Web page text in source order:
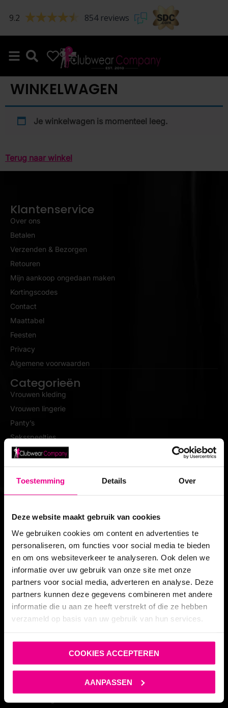
Toestemming Details Over
Deze website maakt gebruik van cookies
We gebruiken cookies om content en advertenties te
personaliseren, om functies voor social media te bieden
en om ons websiteverkeer te analyseren. Ook delen we
informatie over uw gebruik van onze site met onze
partners voor social media, adverteren en analyse. Deze
partners kunnen deze gegevens combineren met andere
informatie die u aan ze heeft verstrekt of die ze hebben
verzameld op basis van uw gebruik van hun services.
COOKIES ACCEPTEREN
AANPASSEN
9.2 854 reviews
0 0
WINKELWAGEN
Je winkelwagen is momenteel leeg.
Terug naar winkel
Klantenservice
Over ons
Betalen
Verzenden & Bezorgen
Retouren
Mijn aankoop ongedaan maken
Kortingscodes
Contact
Maattabel
Feesten
Privacy
Algemene voorwaarden
Categorieën
Vrouwen kleding
Vrouwen lingerie
Panty’s
Seksspeeltjes
Nieuw vrouw
Sale
Merken
Kinky Diva
Benno von Stein
Leg Avenue
Black Level
Satisfyer
Womanizer
Fetish Submissive
Contact